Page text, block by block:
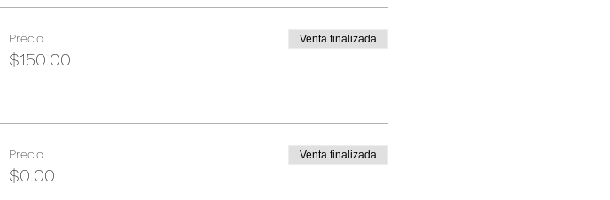
Precio
$150.00
Venta finalizada
Precio
$0.00
Venta finalizada